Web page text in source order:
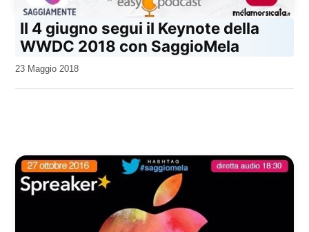
Il 4 giugno segui il Keynote della
WWDC 2018 con SaggioMela
da
23 Maggio 2018